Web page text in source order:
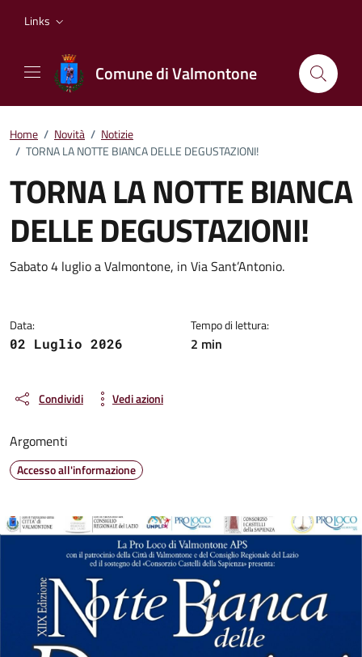
Links
Comune di Valmontone
Home / Novità / Notizie
/ TORNA LA NOTTE BIANCA DELLE DEGUSTAZIONI!
TORNA LA NOTTE BIANCA
DELLE DEGUSTAZIONI!
Dettagli della notizia
Sabato 4 luglio a Valmontone, in Via Sant’Antonio.
Data:
02 Luglio 2026
Tempo di lettura:
2 min
Condividi Vedi azioni
Argomenti
Accesso all'informazione